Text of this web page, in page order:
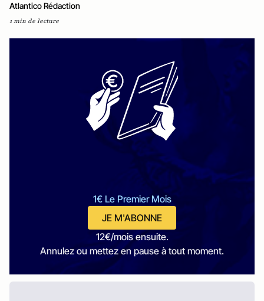
Atlantico Rédaction
1 min de lecture
1€ Le Premier Mois
JE M'ABONNE
12€/mois ensuite.
Annulez ou mettez en pause à tout moment.